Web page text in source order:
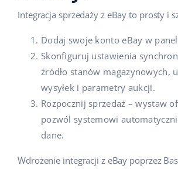
Integracja sprzedaży z eBay to prosty i
Dodaj swoje konto eBay w
Skonfiguruj ustawienia
źródło stanów magazynowych,
wysyłek i parametry aukcji.
Rozpocznij sprzedaż – wystaw
pozwól systemowi
dane.
Wdrożenie integracji z eBay poprzez